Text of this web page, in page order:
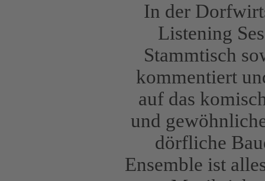
In der
Listening
Stammtisch
kommentiert
auf das
und
dörfliche
Ensemble ist